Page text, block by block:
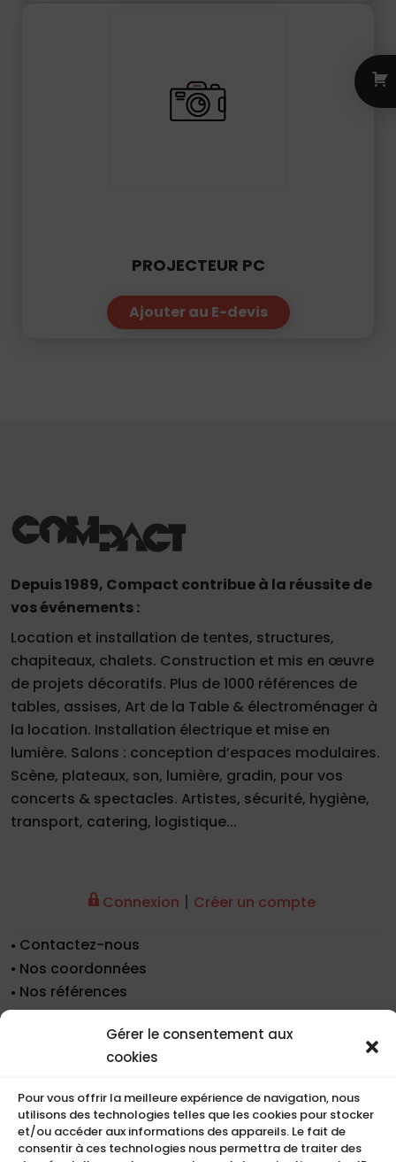
Gérer le consentement aux
cookies
Pour vous offrir la meilleure expérience de navigation, nous
utilisons des technologies telles que les cookies pour stocker
et/ou accéder aux informations des appareils. Le fait de
consentir à ces technologies nous permettra de traiter des
PROJECTEUR PC
Ajouter au E-devis
Depuis 1989, Compact contribue à la réussite de
vos événements :
Location et installation de tentes, structures,
chapiteaux, chalets. Construction et mis en œuvre
de projets décoratifs. Plus de 1000 références de
tables, assises, Art de la Table & électroménager à
la location. Installation électrique et mise en
lumière. Salons : conception d’espaces modulaires.
Scène, plateaux, son, lumière, gradin, pour vos
concerts & spectacles. Artistes, sécurité, hygiène,
transport, catering, logistique...
Connexion | Créer un compte
Contactez-nous
Nos coordonnées
Nos références
Recrutement
Conditions de location
Politique de cookies (UE)